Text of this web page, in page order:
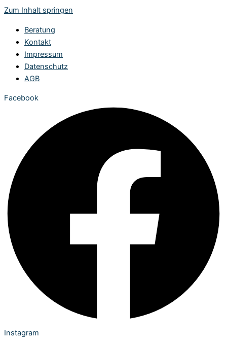
Zum Inhalt springen
Beratung
Kontakt
Impressum
Datenschutz
AGB
Facebook
Instagram